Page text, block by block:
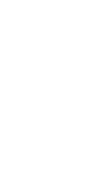
Maardu, Harju